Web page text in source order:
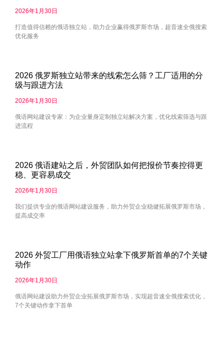
2026年1月30日
打造值得信赖的俄语独立站，助力企业赢得俄罗斯市场，超音速全俄搜索
优化服务
2026 俄罗斯独立站带来的线索怎么筛？工厂适用的分
级与跟进方法
2026年1月30日
俄语网站建设专家：为企业量身定制独立站解决方案，优化线索筛选与跟
进流程
2026 俄语建站之后，外贸团队如何把报价节奏控得更
稳、更容易成交
2026年1月30日
我们提供专业的俄语网站建设服务，助力外贸企业稳健拓展俄罗斯市场，
提高成交率
2026 外贸工厂用俄语独立站拿下俄罗斯首单的7个关键
动作
2026年1月30日
俄语网站建设助力外贸企业拓展俄罗斯市场，实现超音速全俄搜索优化，
7个关键动作拿下首单